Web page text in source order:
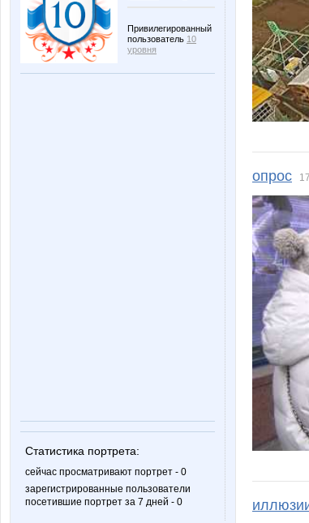
Привилегированный
пользователь 10
уровня
Статистика портрета:
сейчас просматривают портрет - 0
зарегистрированные пользователи
посетившие портрет за 7 дней - 0
опрос